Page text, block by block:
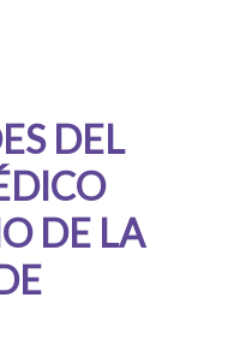
DEL
DE LA